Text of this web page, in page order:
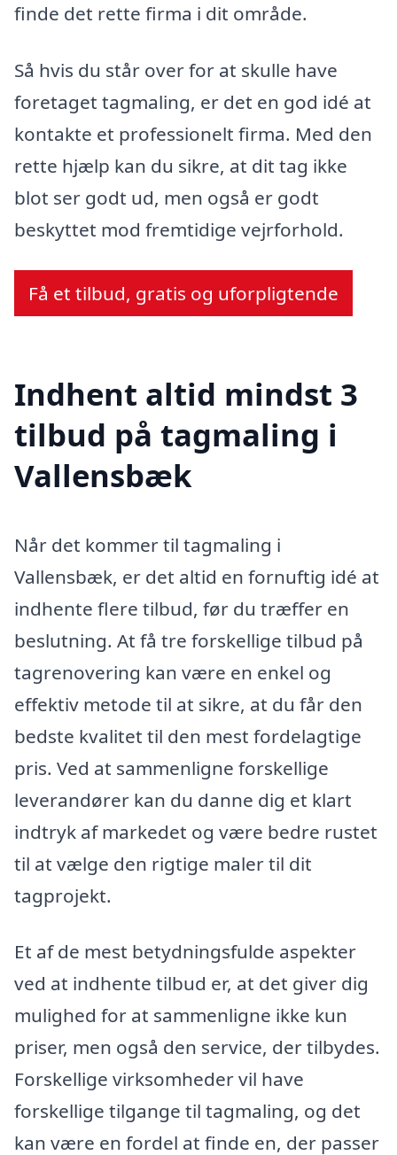
finde det rette firma i dit område.
Så hvis du står over for at skulle have
foretaget tagmaling, er det en god idé at
kontakte et professionelt firma. Med den
rette hjælp kan du sikre, at dit tag ikke
blot ser godt ud, men også er godt
beskyttet mod fremtidige vejrforhold.
Få et tilbud, gratis og uforpligtende
Indhent altid mindst 3
tilbud på tagmaling i
Vallensbæk
Når det kommer til tagmaling i
Vallensbæk, er det altid en fornuftig idé at
indhente flere tilbud, før du træffer en
beslutning. At få tre forskellige tilbud på
tagrenovering kan være en enkel og
effektiv metode til at sikre, at du får den
bedste kvalitet til den mest fordelagtige
pris. Ved at sammenligne forskellige
leverandører kan du danne dig et klart
indtryk af markedet og være bedre rustet
til at vælge den rigtige maler til dit
tagprojekt.
Et af de mest betydningsfulde aspekter
ved at indhente tilbud er, at det giver dig
mulighed for at sammenligne ikke kun
priser, men også den service, der tilbydes.
Forskellige virksomheder vil have
forskellige tilgange til tagmaling, og det
kan være en fordel at finde en, der passer